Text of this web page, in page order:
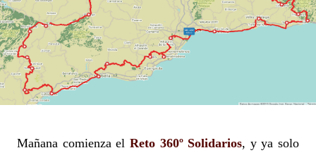
Mañana comienza el Reto 360º Solidarios, y ya solo